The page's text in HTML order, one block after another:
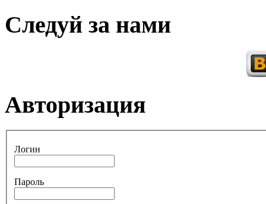
Следуй за нами
Авторизация
Логин
Пароль